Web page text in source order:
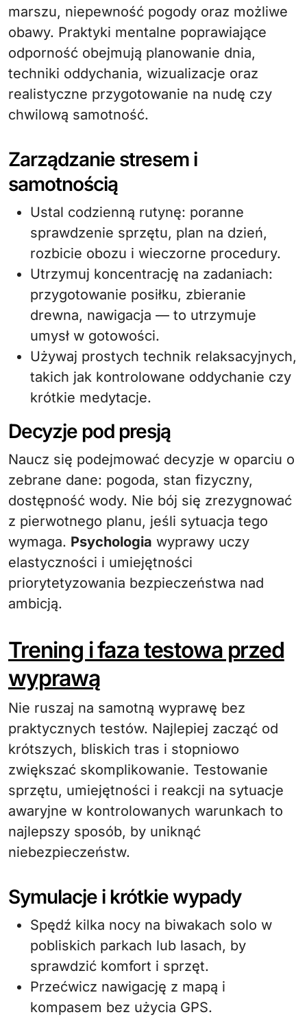
marszu, niepewność pogody oraz możliwe
obawy. Praktyki mentalne poprawiające
odporność obejmują planowanie dnia,
techniki oddychania, wizualizacje oraz
realistyczne przygotowanie na nudę czy
chwilową samotność.
Zarządzanie stresem i
samotnością
Ustal codzienną rutynę: poranne
sprawdzenie sprzętu, plan na dzień,
rozbicie obozu i wieczorne procedury.
Utrzymuj koncentrację na zadaniach:
przygotowanie posiłku, zbieranie
drewna, nawigacja — to utrzymuje
umysł w gotowości.
Używaj prostych technik relaksacyjnych,
takich jak kontrolowane oddychanie czy
krótkie medytacje.
Decyzje pod presją
Naucz się podejmować decyzje w oparciu o
zebrane dane: pogoda, stan fizyczny,
dostępność wody. Nie bój się zrezygnować
z pierwotnego planu, jeśli sytuacja tego
wymaga. Psychologia wyprawy uczy
elastyczności i umiejętności
priorytetyzowania bezpieczeństwa nad
ambicją.
Trening i faza testowa przed
wyprawą
Nie ruszaj na samotną wyprawę bez
praktycznych testów. Najlepiej zacząć od
krótszych, bliskich tras i stopniowo
zwiększać skomplikowanie. Testowanie
sprzętu, umiejętności i reakcji na sytuacje
awaryjne w kontrolowanych warunkach to
najlepszy sposób, by uniknąć
niebezpieczeństw.
Symulacje i krótkie wypady
Spędź kilka nocy na biwakach solo w
pobliskich parkach lub lasach, by
sprawdzić komfort i sprzęt.
Przećwicz nawigację z mapą i
kompasem bez użycia GPS.